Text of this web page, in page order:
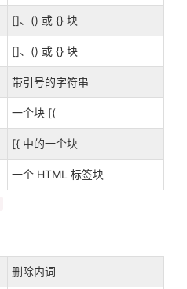
[]、() 或 {} 块
[]、() 或 {} 块
带引号的字符串
一个块 [(
[{ 中的一个块
一个 HTML 标签块
删除内词